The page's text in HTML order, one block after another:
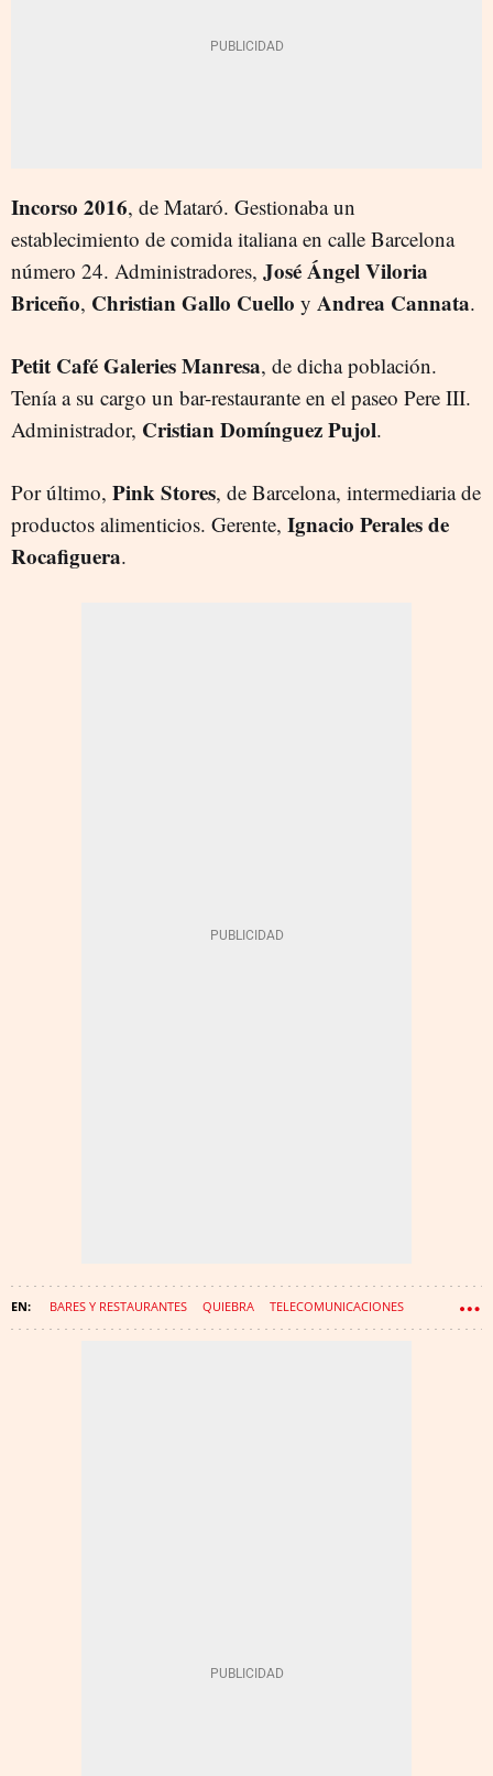
Incorso 2016, de Mataró. Gestionaba un
establecimiento de comida italiana en calle Barcelona
número 24. Administradores, José Ángel Viloria
Briceño, Christian Gallo Cuello y Andrea Cannata.
Petit Café Galeries Manresa, de dicha población.
Tenía a su cargo un bar-restaurante en el paseo Pere III.
Administrador, Cristian Domínguez Pujol.
Por último, Pink Stores, de Barcelona, intermediaria de
productos alimenticios. Gerente, Ignacio Perales de
Rocafiguera.
BARES Y RESTAURANTES QUIEBRA TELECOMUNICACIONES